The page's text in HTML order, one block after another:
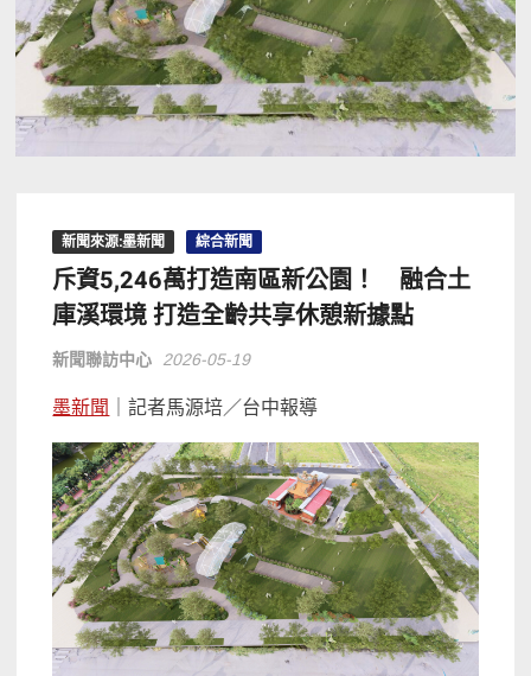
新聞來源:墨新聞 綜合新聞
斥資5,246萬打造南區新公園！ 融合土
庫溪環境 打造全齡共享休憩新據點
新聞聯訪中心 2026-05-19
墨新聞 ｜記者馬源培／台中報導